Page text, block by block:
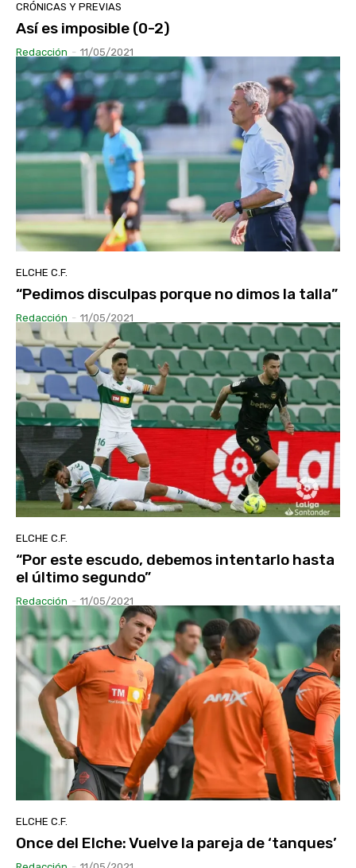
CRÓNICAS Y PREVIAS
Así es imposible (0-2)
Redacción - 11/05/2021
ELCHE C.F.
“Pedimos disculpas porque no dimos la talla”
Redacción - 11/05/2021
ELCHE C.F.
“Por este escudo, debemos intentarlo hasta
el último segundo”
Redacción - 11/05/2021
ELCHE C.F.
Once del Elche: Vuelve la pareja de ‘tanques’